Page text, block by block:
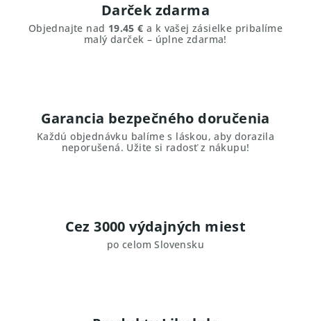
Darček zdarma
Objednajte nad 19.45 € a k vašej zásielke pribalíme
malý darček – úplne zdarma!
Garancia bezpečného doručenia
Každú objednávku balíme s láskou, aby dorazila
neporušená. Užite si radosť z nákupu!
Cez 3000 výdajných miest
po celom Slovensku